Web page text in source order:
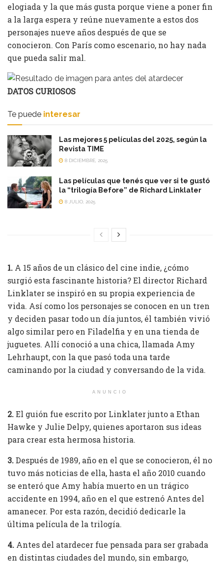
elogiada y la que más gusta porque viene a poner fin
a la larga espera y reúne nuevamente a estos dos
personajes nueve años después de que se
conocieron. Con París como escenario, no hay nada
que pueda salir mal.
DATOS CURIOSOS
Te puede interesar
Las mejores 5 películas del 2025, según la
Revista TIME
8 DICIEMBRE, 2025
Las películas que tenés que ver si te gustó
la “trilogía Before” de Richard Linklater
8 JULIO, 2025
1. A 15 años de un clásico del cine indie, ¿cómo
surgió esta fascinante historia? El director Richard
Linklater se inspiró en su propia experiencia de
vida. Así como los personajes se conocen en un tren
y deciden pasar todo un día juntos, él también vivió
algo similar pero en Filadelfia y en una tienda de
juguetes. Allí conoció a una chica, llamada Amy
Lehrhaupt, con la que pasó toda una tarde
caminando por la ciudad y conversando de la vida.
ANUNCIO
2.El guión fue escrito por Linklater junto a Ethan
Hawke y Julie Delpy, quienes aportaron sus ideas
para crear esta hermosa historia.
3.Después de 1989, año en el que se conocieron, él no
tuvo más noticias de ella, hasta el año 2010 cuando
se enteró que Amy había muerto en un trágico
accidente en 1994, año en el que estrenó Antes del
amanecer. Por esta razón, decidió dedicarle la
última película de la trilogía.
4. Antes del atardecer fue pensada para ser grabada
en distintas ciudades del mundo, sin embargo,